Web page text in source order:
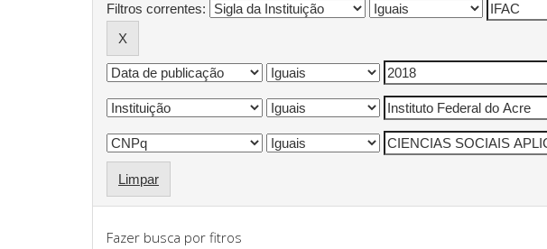
Filtros correntes:
Limpar
Fazer busca por fitros